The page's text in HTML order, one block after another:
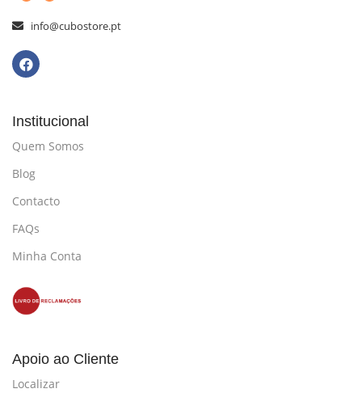
info@cubostore.pt
Institucional
Quem Somos
Blog
Contacto
FAQs
Minha Conta
Apoio ao Cliente
Localizar